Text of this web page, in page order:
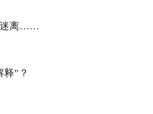
迷离……
”？